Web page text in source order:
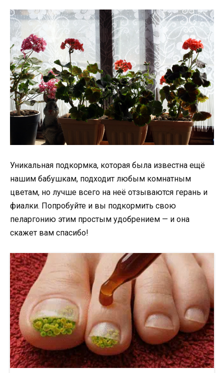
Уникальная подкормка, которая была известна ещё
нашим бабушкам, подходит любым комнатным
цветам, но лучше всего на неё отзываются герань и
фиалки. Попробуйте и вы подкормить свою
пеларгонию этим простым удобрением — и она
скажет вам спасибо!